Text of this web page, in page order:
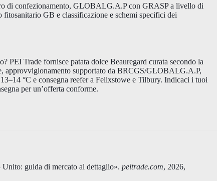
di confezionamento, GLOBALG.A.P con GRASP a livello di
GB e classificazione e schemi specifici dei
PEI Trade fornisce patata dolce Beauregard curata secondo la
approvvigionamento supportato da BRCGS/GLOBALG.A.P,
°C e consegna reefer a Felixstowe e Tilbury. Indicaci i tuoi
per un’offerta conforme.
guida di mercato al dettaglio». peitrade.com, 2026,